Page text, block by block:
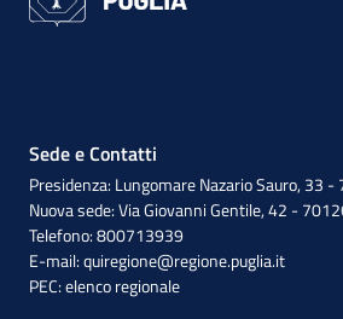
Sede e Contatti
Presidenza: Lungomare Nazario Sauro, 33
Nuova sede: Via Giovanni Gentile, 42 -
Telefono: 800713939
E-mail:quiregione@regione.puglia.it
PEC:elenco regionale